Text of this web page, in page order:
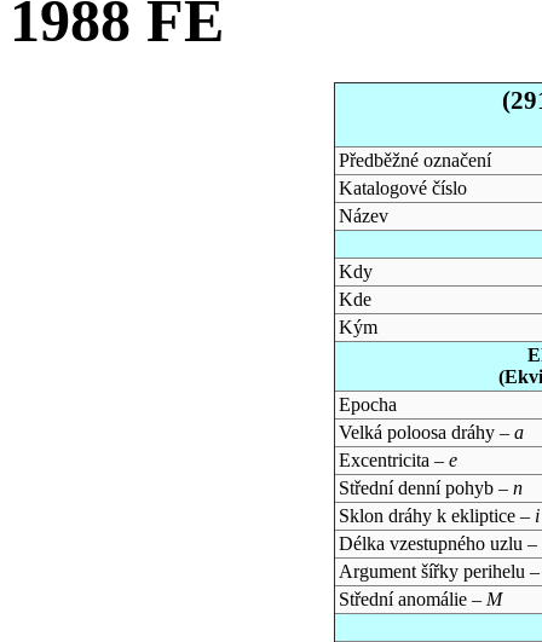
1988 FE
Předběžné označení
Katalogové číslo
Název
Kdy
Kde
Kým
Epocha
Velká poloosa dráhy – a
Excentricita – e
Střední denní pohyb – n
Sklon dráhy k ekliptice – i
Délka vzestupného uzlu –
Argument šířky perihelu
Střední anomálie – M